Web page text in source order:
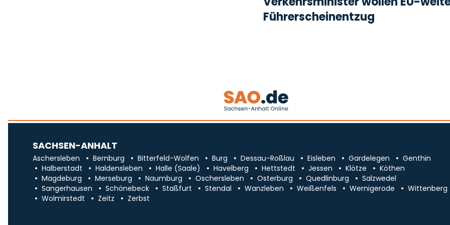
Führerscheinentzug
SACHSEN-ANHALT
Aschersleben Bernburg Bitterfeld-Wolfen Burg Dessau-Roßlau Eisleben Gardelegen
Genthin
Halberstadt
Haldensleben Halle (Saale) Havelberg Hettstedt Jessen Klötze
Köthen
Magdeburg
Merseburg Naumburg Oschersleben Osterburg Quedlinburg
Salzwedel
Sangerhausen
Schönebeck Staßfurt Stendal Wanzleben Weißenfels Wernigerode
Wittenberg
Wolmirstedt
Zeitz Zerbst